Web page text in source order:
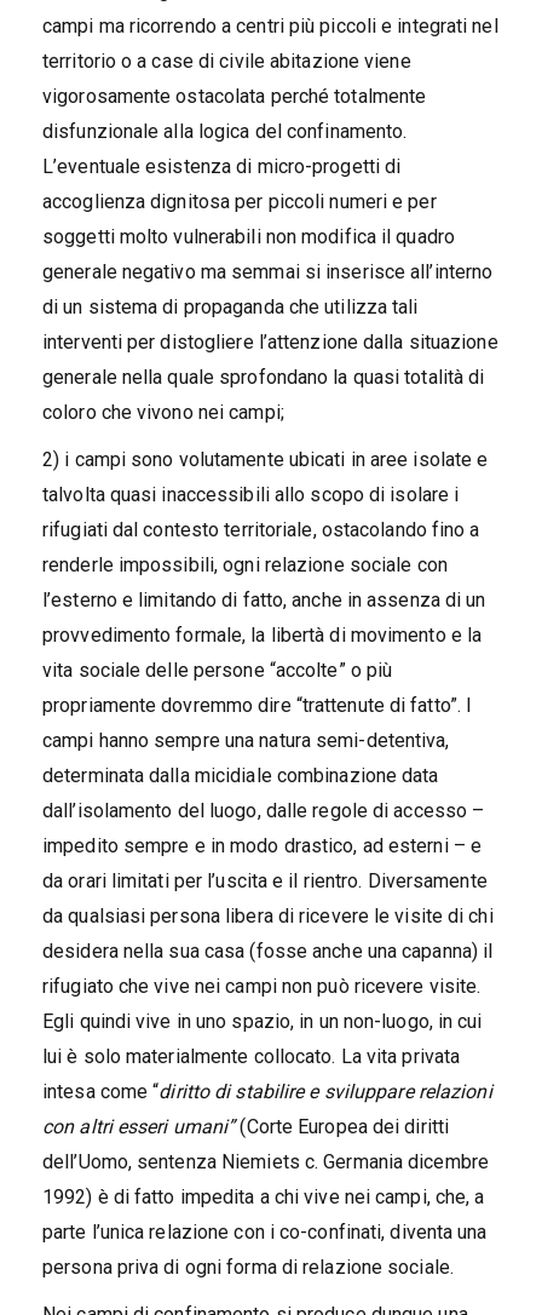
campi ma ricorrendo a centri più piccoli e integrati nel
territorio o a case di civile abitazione viene
vigorosamente ostacolata perché totalmente
disfunzionale alla logica del confinamento.
L’eventuale esistenza di micro-progetti di
accoglienza dignitosa per piccoli numeri e per
soggetti molto vulnerabili non modifica il quadro
generale negativo ma semmai si inserisce all’interno
di un sistema di propaganda che utilizza tali
interventi per distogliere l’attenzione dalla situazione
generale nella quale sprofondano la quasi totalità di
coloro che vivono nei campi;
2) i campi sono volutamente ubicati in aree isolate e
talvolta quasi inaccessibili allo scopo di isolare i
rifugiati dal contesto territoriale, ostacolando fino a
renderle impossibili, ogni relazione sociale con
l’esterno e limitando di fatto, anche in assenza di un
provvedimento formale, la libertà di movimento e la
vita sociale delle persone “accolte” o più
propriamente dovremmo dire “trattenute di fatto”. I
campi hanno sempre una natura semi-detentiva,
determinata dalla micidiale combinazione data
dall’isolamento del luogo, dalle regole di accesso –
impedito sempre e in modo drastico, ad esterni – e
da orari limitati per l’uscita e il rientro. Diversamente
da qualsiasi persona libera di ricevere le visite di chi
desidera nella sua casa (fosse anche una capanna) il
rifugiato che vive nei campi non può ricevere visite.
Egli quindi vive in uno spazio, in un non-luogo, in cui
lui è solo materialmente collocato. La vita privata
intesa come “diritto di stabilire e sviluppare relazioni
con altri esseri umani”(Corte Europea dei diritti
dell’Uomo, sentenza Niemiets c. Germania dicembre
1992) è di fatto impedita a chi vive nei campi, che, a
parte l’unica relazione con i co-confinati, diventa una
persona priva di ogni forma di relazione sociale.